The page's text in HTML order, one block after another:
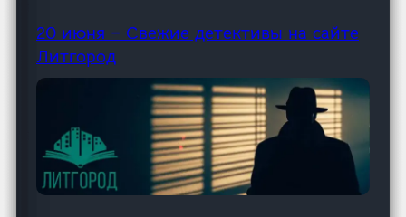
20 июня – Свежие детективы на сайте
Литгород